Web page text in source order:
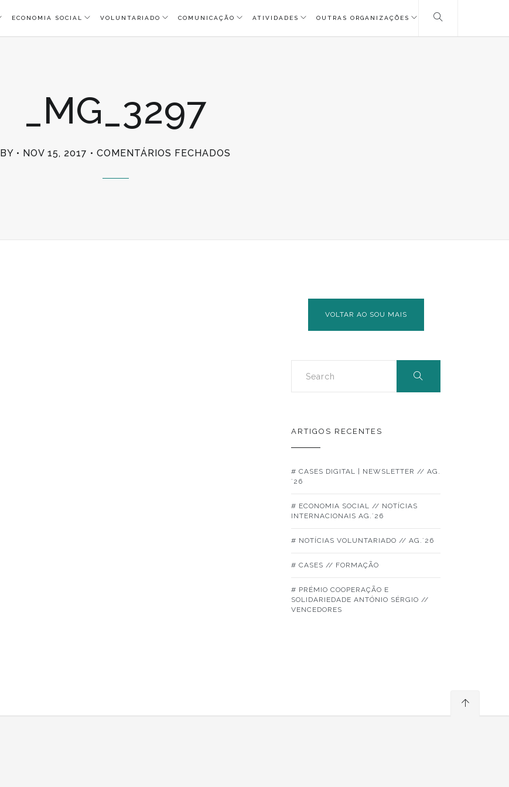
ECONOMIA SOCIAL VOLUNTARIADO COMUNICAÇÃO ATIVIDADES OUTRAS ORGANIZAÇÕES
_MG_3297
BY NOV 15, 2017 COMENTÁRIOS FECHADOS
VOLTAR AO SOU MAIS
ARTIGOS RECENTES
# CASES DIGITAL | NEWSLETTER // AG.
´26
# ECONOMIA SOCIAL // NOTÍCIAS
INTERNACIONAIS AG.´26
# NOTÍCIAS VOLUNTARIADO // AG.´26
# CASES // FORMAÇÃO
# PRÉMIO COOPERAÇÃO E
SOLIDARIEDADE ANTÓNIO SÉRGIO //
VENCEDORES